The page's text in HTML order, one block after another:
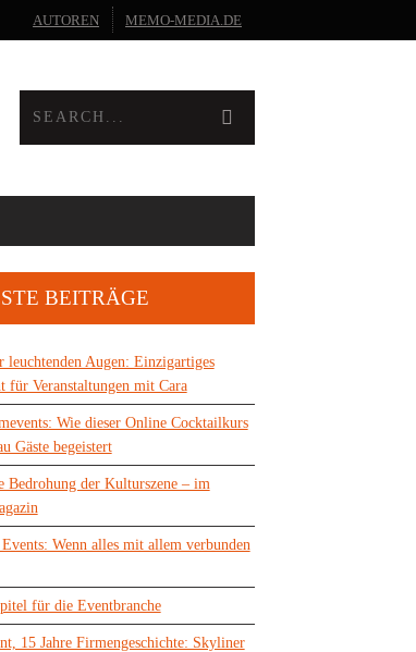
AUTOREN MEMO-MEDIA.DE
BEITRÄGE
leuchtenden Augen: Einzigartiges
für Veranstaltungen mit Cara
Wie dieser Online Cocktailkurs
Gäste begeistert
der Kulturszene – im
Wenn alles mit allem verbunden
für die Eventbranche
15 Jahre Firmengeschichte: Skyliner